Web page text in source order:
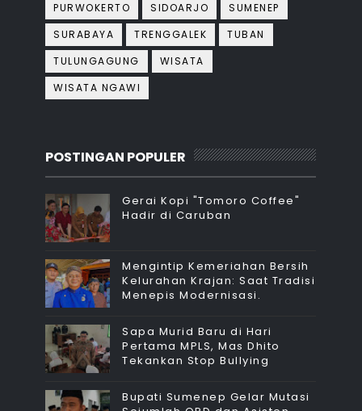
PURWOKERTO
SIDOARJO
SUMENEP
SURABAYA
TRENGGALEK
TUBAN
TULUNGAGUNG
WISATA
WISATA NGAWI
POSTINGAN POPULER
Gerai Kopi "Tomoro Coffee"
Hadir di Caruban
Mengintip Kemeriahan Bersih
Kelurahan Krajan: Saat Tradisi
Menepis Modernisasi.
Sapa Murid Baru di Hari
Pertama MPLS, Mas Dhito
Tekankan Stop Bullying
Bupati Sumenep Gelar Mutasi